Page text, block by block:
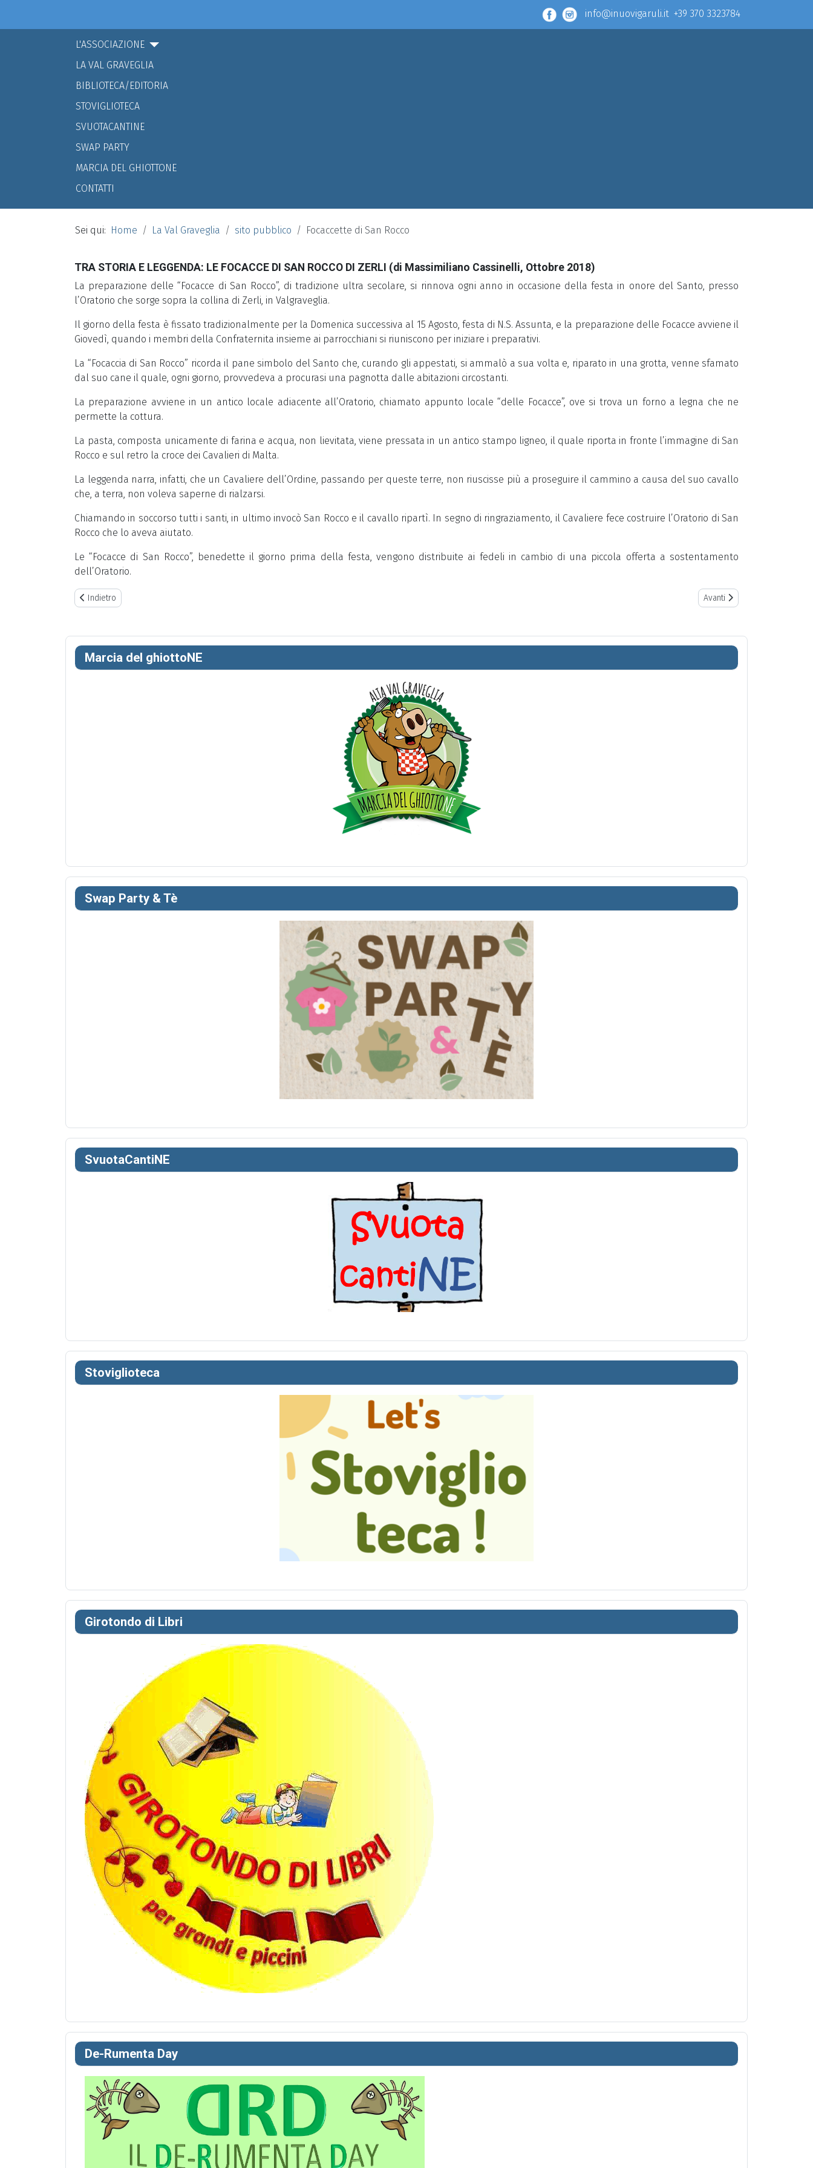
info@inuovigaruli.it +39 370 3323784
L'ASSOCIAZIONE
LA VAL GRAVEGLIA
BIBLIOTECA/EDITORIA
STOVIGLIOTECA
SVUOTACANTINE
SWAP PARTY
MARCIA DEL GHIOTTONE
CONTATTI
Sei qui: Home La Val Graveglia sito pubblico Focaccette di San Rocco
TRA STORIA E LEGGENDA: LE FOCACCE DI SAN ROCCO DI ZERLI (di Massimiliano Cassinelli, Ottobre 2018)
La preparazione delle “Focacce di San Rocco”, di tradizione ultra secolare, si rinnova ogni anno in occasione della festa in onore del Santo, presso
l’Oratorio che sorge sopra la collina di Zerli, in Valgraveglia.
Il giorno della festa è fissato tradizionalmente per la Domenica successiva al 15 Agosto, festa di N.S. Assunta, e la preparazione delle Focacce avviene il
Giovedì, quando i membri della Confraternita insieme ai parrocchiani si riuniscono per iniziare i preparativi.
La “Focaccia di San Rocco” ricorda il pane simbolo del Santo che, curando gli appestati, si ammalò a sua volta e, riparato in una grotta, venne sfamato
dal suo cane il quale, ogni giorno, provvedeva a procurasi una pagnotta dalle abitazioni circostanti.
La preparazione avviene in un antico locale adiacente all’Oratorio, chiamato appunto locale “delle Focacce”, ove si trova un forno a legna che ne
permette la cottura.
La pasta, composta unicamente di farina e acqua, non lievitata, viene pressata in un antico stampo ligneo, il quale riporta in fronte l’immagine di San
Rocco e sul retro la croce dei Cavalieri di Malta.
La leggenda narra, infatti, che un Cavaliere dell’Ordine, passando per queste terre, non riuscisse più a proseguire il cammino a causa del suo cavallo
che, a terra, non voleva saperne di rialzarsi.
Chiamando in soccorso tutti i santi, in ultimo invocò San Rocco e il cavallo ripartì. In segno di ringraziamento, il Cavaliere fece costruire l’Oratorio di San
Rocco che lo aveva aiutato.
Le “Focacce di San Rocco”, benedette il giorno prima della festa, vengono distribuite ai fedeli in cambio di una piccola offerta a sostentamento
dell’Oratorio.
Previous article: Girotondo 2018
Indietro Next article: La Val
Avanti
Marcia del ghiottoNE
Swap Party & Tè
SvuotaCantiNE
Stoviglioteca
Girotondo di Libri
De-Rumenta Day